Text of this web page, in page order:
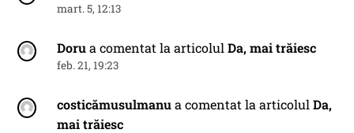
mart. 5, 12:13
Dorua comentat la articolulDa, mai trăiesc
feb. 21, 19:23
costicămusulmanua comentat la articolulDa,
mai trăiesc